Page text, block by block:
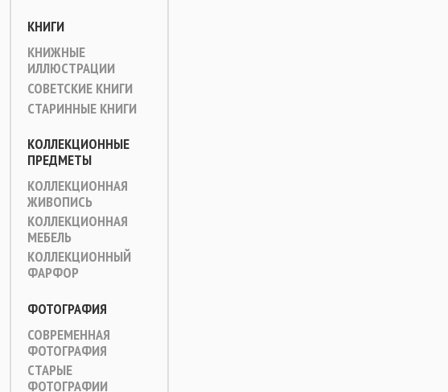
КНИГИ
КНИЖНЫЕ
ИЛЛЮСТРАЦИИ
СОВЕТСКИЕ КНИГИ
СТАРИННЫЕ КНИГИ
КОЛЛЕКЦИОННЫЕ
ПРЕДМЕТЫ
КОЛЛЕКЦИОННАЯ
ЖИВОПИСЬ
КОЛЛЕКЦИОННАЯ
МЕБЕЛЬ
КОЛЛЕКЦИОННЫЙ
ФАРФОР
ФОТОГРАФИЯ
СОВРЕМЕННАЯ
ФОТОГРАФИЯ
СТАРЫЕ
ФОТОГРАФИИ